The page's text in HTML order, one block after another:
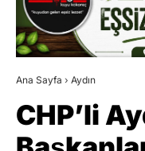
Ana Sayfa › Aydın
CHP’li